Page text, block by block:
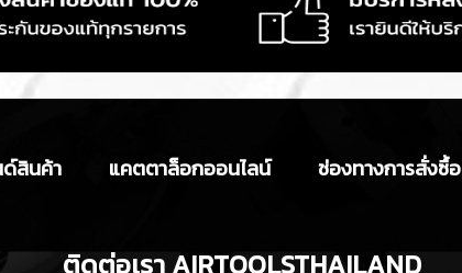
สินค้า แคตตาล็อกออนไลน์ ช่องทางการสั่งซื้อ
ติดต่อเรา AIRTOOLSTHAILAND